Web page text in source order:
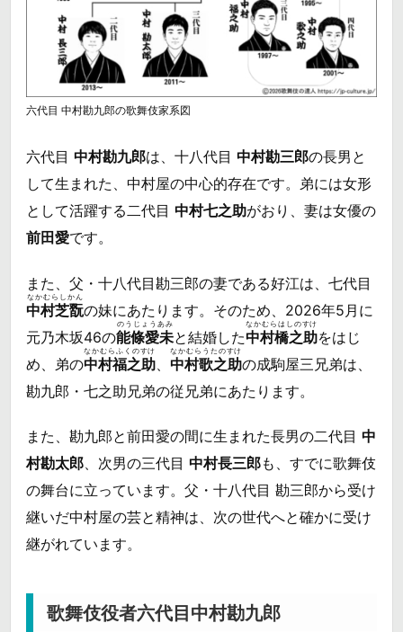
六代目 中村勘九郎の歌舞伎家系図
六代目 中村勘九郎は、十八代目 中村勘三郎の長男と
して生まれた、中村屋の中心的存在です。弟には女形
として活躍する二代目 中村七之助がおり、妻は女優の
前田愛です。
また、父・十八代目勘三郎の妻である好江は、七代目
中村芝翫
なかむらしかん
の妹にあたります。そのため、2026年5月に
元乃木坂46の能條愛未
のうじょうあみ
と結婚した中村橋之助
なかむらはしのすけ
をはじ
め、弟の中村福之助
なかむらふくのすけ
中村歌之助
なかむらうたのすけ
の成駒屋三兄弟は、
勘九郎・七之助兄弟の従兄弟にあたります。
また、勘九郎と前田愛の間に生まれた長男の二代目 中
村勘太郎、次男の三代目 中村長三郎も、すでに歌舞伎
の舞台に立っています。父・十八代目 勘三郎から受け
継いだ中村屋の芸と精神は、次の世代へと確かに受け
継がれています。
歌舞伎役者六代目中村勘九郎